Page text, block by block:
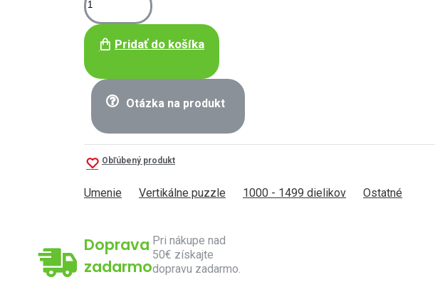
Pridať do košíka
Otázka na produkt
Obľúbený produkt
Umenie Vertikálne puzzle 1000 - 1499 dielikov Ostatné
Doprava
zadarmo
Pri nákupe nad
50€ získajte
dopravu zadarmo.